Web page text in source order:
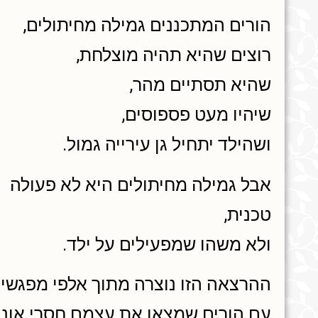
הורים המתכננים גמילה מחיתולים,
רוצים שהיא תהיה מוצלחת,
שהיא תסתיים מהר,
שיהיו מעט פספוסים,
ושהילד יתחיל גן עירייה גמול.
אבל גמילה מחיתולים היא לא פעולה
טכנית,
ולא משהו שמפעילים על ילד.
ההרצאה הזו נוצרה מתוך אלפי